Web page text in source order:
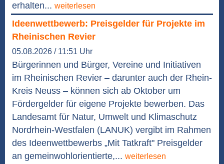
erhalten... weiterlesen
Ideenwettbewerb: Preisgelder für Projekte im
Rheinischen Revier
05.08.2026 / 11:51 Uhr
Bürgerinnen und Bürger, Vereine und Initiativen
im Rheinischen Revier – darunter auch der Rhein-
Kreis Neuss – können sich ab Oktober um
Fördergelder für eigene Projekte bewerben. Das
Landesamt für Natur, Umwelt und Klimaschutz
Nordrhein-Westfalen (LANUK) vergibt im Rahmen
des Ideenwettbewerbs „Mit Tatkraft" Preisgelder
an gemeinwohlorientierte,... weiterlesen